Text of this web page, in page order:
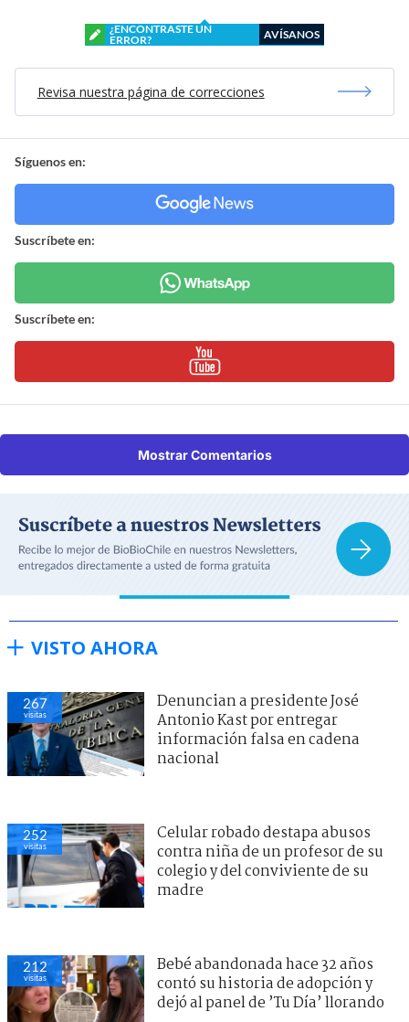
¿ENCONTRASTE UN
ERROR?
AVÍSANOS
Revisa nuestra página de correcciones
Síguenos en:
Suscríbete en:
Suscríbete en:
Mostrar Comentarios
VISTO AHORA
267
visitas
Denuncian a presidente José
Antonio Kast por entregar
información falsa en cadena
nacional
252
visitas
Celular robado destapa abusos
contra niña de un profesor de su
colegio y del conviviente de su
madre
212
visitas
Bebé abandonada hace 32 años
contó su historia de adopción y
dejó al panel de ’Tu Día’ llorando